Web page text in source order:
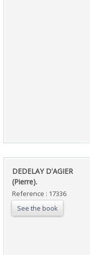
‎DEDELAY D'AGIER
(Pierre).‎
Reference : 17336
See the book